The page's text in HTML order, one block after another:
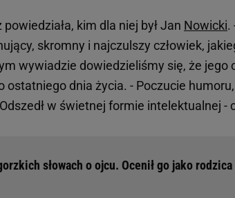
kim dla niej był Jan Nowicki.
skromny i najczulszy człowiek,
wywiadzie dowiedzieliśmy się, że jego
ostatniego dnia życia. - Poczucie
w świetnej formie intelektualnej -
słowach o ojcu. Ocenił go jako rodzica